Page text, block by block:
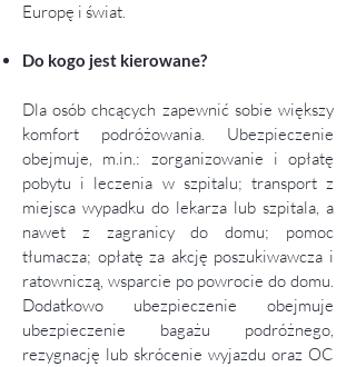
Europę i świat.
Do kogo jest kierowane?
Dla osób chcących zapewnić sobie większy
komfort podróżowania. Ubezpieczenie
obejmuje, m.in.: zorganizowanie i opłatę
pobytu i leczenia w szpitalu; transport z
miejsca wypadku do lekarza lub szpitala, a
nawet z zagranicy do domu; pomoc
tłumacza; opłatę za akcję poszukiwawcza i
ratowniczą, wsparcie po powrocie do domu.
Dodatkowo ubezpieczenie obejmuje
ubezpieczenie bagażu podróżnego,
rezygnację lub skrócenie wyjazdu oraz OC